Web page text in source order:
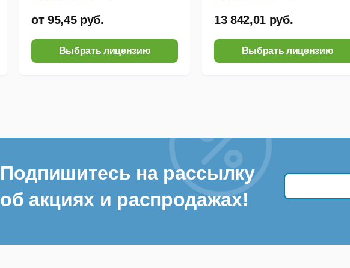
от 95,45 руб.
Выбрать лицензию
13 842,01 руб.
Выбрать лицензию
Подпишитесь на рассылку
об акциях и распродажах!